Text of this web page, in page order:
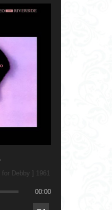
Debby ] 1961
00:00